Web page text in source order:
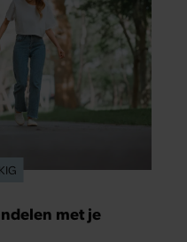
met je